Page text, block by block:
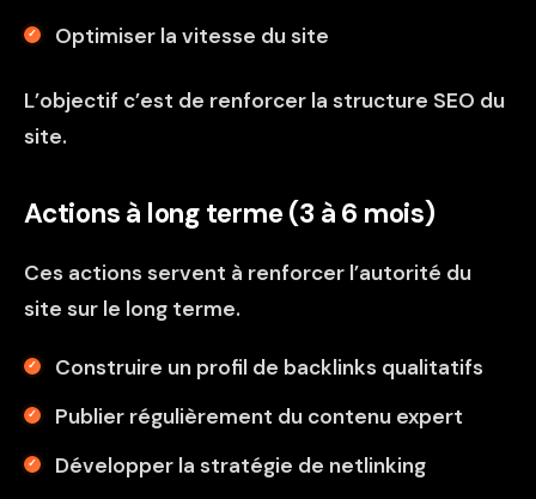
Optimiser la vitesse du site
L’objectif c’est de renforcer la structure SEO du
site.
Actions à long terme (3 à 6 mois)
Ces actions servent à renforcer l’autorité du
site sur le long terme.
Construire un profil de backlinks qualitatifs
Publier régulièrement du contenu expert
Développer la stratégie de netlinking